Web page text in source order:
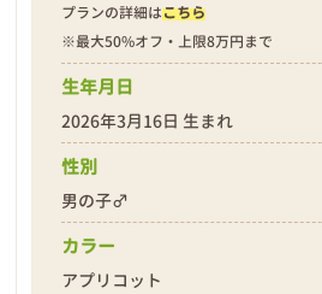
プランの詳細はこちら
※最大50%オフ・上限8万円まで
生年月日
2026年3月16日 生まれ
性別
男の子♂
カラー
アプリコット